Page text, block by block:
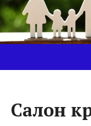
Салон